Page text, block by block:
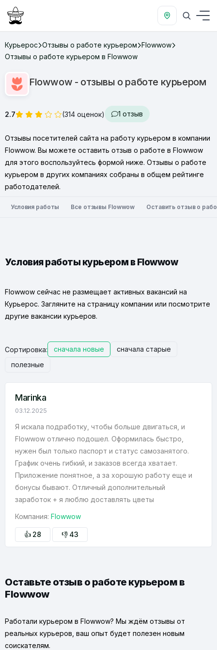
Курьерос Отзывы о работе курьером Flowwow
Отзывы о работе курьером в Flowwow
Flowwow - отзывы о работе курьером
2.7 (314 оценок) 1 отзыв
Отзывы посетителей сайта на работу курьером в компании
Flowwow. Вы можете оставить отзыв о работе в Flowwow
для этого воспользуйтесь формой ниже. Отзывы о работе
курьером в других компаниях собраны в общем рейтинге
работодателей.
Условия работы Все отзывы Flowwow Оставить отзыв о
Условия работы курьером в Flowwow
Flowwow сейчас не размещает активных вакансий на
Курьерос. Загляните на страницу компании или посмотрите
другие вакансии курьеров.
Сортировка: сначала новые
сначала старые
полезные
Marinka
03.12.2025
Я искала подработку, чтобы больше двигаться, и
Flowwow отлично подошел. Оформилась быстро,
нужен был только паспорт и статус самозанятого.
График очень гибкий, и заказов всегда хватает.
Приложение понятное, а за хорошую работу еще и
бонусы бывают. Отличный дополнительный
заработок + я люблю доставлять цветы
Компания: Flowwow
👍 28 👎 43
Оставьте отзыв о работе курьером в
Flowwow
Работали курьером в Flowwow? Мы ждём отзывы от
реальных курьеров, ваш опыт будет полезен новым
соискателям.